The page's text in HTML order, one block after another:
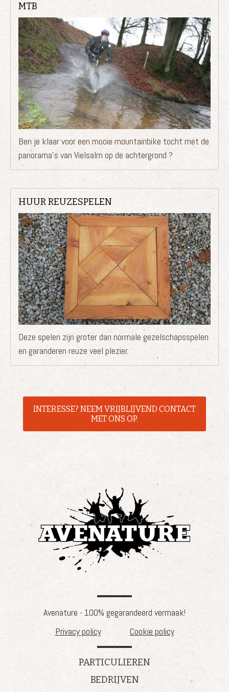
MTB
Ben je klaar voor een mooie mountainbike tocht met de
panorama’s van Vielsalm op de achtergrond ?
HUUR REUZESPELEN
Deze spelen zijn groter dan normale gezelschapsspelen
en garanderen reuze veel plezier.
INTERESSE? NEEM VRIJBLIJVEND CONTACT
MET ONS OP.
Avenature - 100% gegarandeerd vermaak!
Privacy policy
Cookie policy
PARTICULIEREN
BEDRIJVEN